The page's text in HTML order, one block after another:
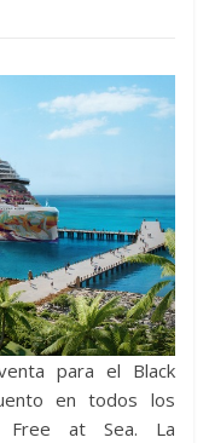
para el Black
en todos los
Free at Sea. La